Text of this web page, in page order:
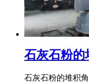
石灰石粉的
石灰石粉的堆积